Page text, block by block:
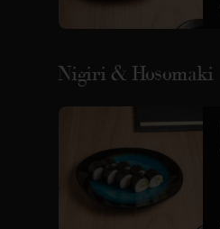
Nigiri & Hosomaki